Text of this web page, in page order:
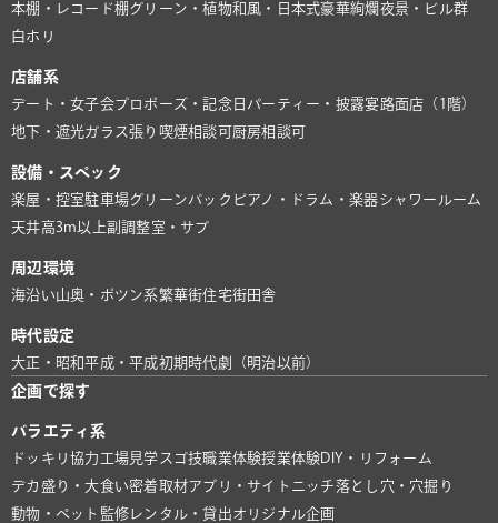
本棚・レコード棚グリーン・植物和風・日本式豪華絢爛夜景・ビル群
白ホリ
店舗系
デート・女子会プロポーズ・記念日 パーティー・披露宴路面店（1階）
地下・遮光ガラス張り 喫煙相談可 厨房相談可
設備・スペック
楽屋・控室駐車場グリーンバック ピアノ・ドラム・楽器シャワールーム
天井高3m以上副調整室・サブ
周辺環境
海沿い山奥・ポツン系繁華街住宅街田舎
時代設定
大正・昭和平成・平成初期時代劇（明治以前）
企画で探す
バラエティ系
ドッキリ協力 工場見学 スゴ技職業体験授業体験 DIY・リフォーム
デカ盛り・大食い密着取材アプリ・サイト ニッチ落とし穴・穴掘り
動物・ペット 監修 レンタル・貸出オリジナル企画